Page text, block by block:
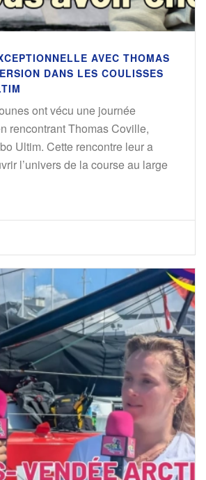
AVEC THOMAS
DANS LES COULISSES
ont vécu une journée
rencontrant Thomas Coville,
Ultim. Cette rencontre leur a
l’univers de la course au large